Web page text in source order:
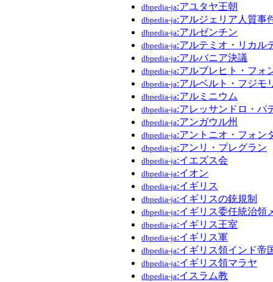
dbpedia-ja:アユタヤ王朝
dbpedia-ja:アルジェリア人質事
dbpedia-ja:アルゼンチン
dbpedia-ja:アルテミオ・リカル
dbpedia-ja:アルバニア決議
dbpedia-ja:アルブレヒト・フォ
dbpedia-ja:アルベルト・フジモ
dbpedia-ja:アルミニウム
dbpedia-ja:アレッサンドロ・パ
dbpedia-ja:アンガウル州
dbpedia-ja:アントニオ・フォン
dbpedia-ja:アンリ・プレグラン
dbpedia-ja:イエズス会
dbpedia-ja:イオン
dbpedia-ja:イギリス
dbpedia-ja:イギリスの銃規制
dbpedia-ja:イギリス委任統治領
dbpedia-ja:イギリス王室
dbpedia-ja:イギリス軍
dbpedia-ja:イギリス領インド帝
dbpedia-ja:イギリス領マラヤ
dbpedia-ja:イスラム教